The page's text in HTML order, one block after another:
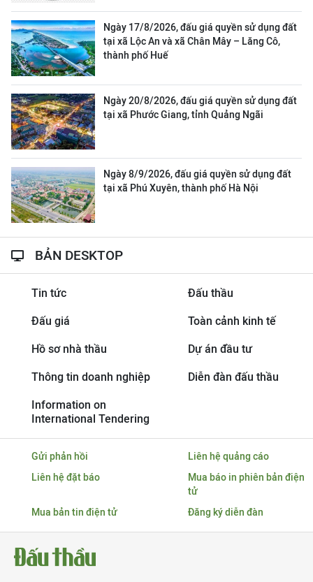
Ngày 17/8/2026, đấu giá quyền sử dụng đất
tại xã Lộc An và xã Chân Mây – Lăng Cô,
thành phố Huế
Ngày 20/8/2026, đấu giá quyền sử dụng đất
tại xã Phước Giang, tỉnh Quảng Ngãi
Ngày 8/9/2026, đấu giá quyền sử dụng đất
tại xã Phú Xuyên, thành phố Hà Nội
BẢN DESKTOP
Tin tức Đấu thầu
Đấu giá Toàn cảnh kinh tế
Hồ sơ nhà thầu Dự án đầu tư
Thông tin doanh nghiệp Diễn đàn đấu thầu
Information on
International Tendering
Gửi phản hồi
Liên hệ quảng cáo
Liên hệ đặt báo
Mua báo in phiên bản điện
tử
Mua bản tin điện tử
Đăng ký diễn đàn